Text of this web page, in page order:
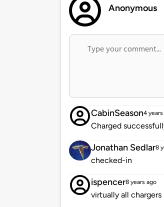
Anonymous
CabinSeason4
Charged
Jonathan Sedlar8
checked-in
ispencer8 years ago
virtually all